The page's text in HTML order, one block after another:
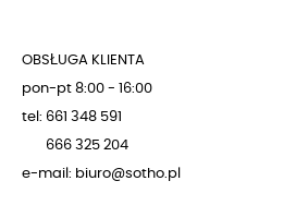
OBSŁUGA KLIENTA
pon-pt 8:00 - 16:00
tel: 661 348 591
666 325 204
e-mail: biuro@sotho.pl